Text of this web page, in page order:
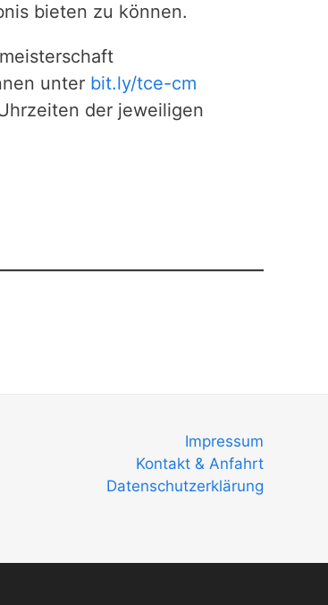
bieten zu können.
unter bit.ly/tce-cm
der jeweiligen
Impressum
Kontakt & Anfahrt
Datenschutzerklärung